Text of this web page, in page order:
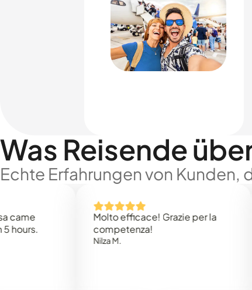
Was Reisende
Echte Erfahrungen von Kunden,
Molto efficace! Grazie per la
competenza!